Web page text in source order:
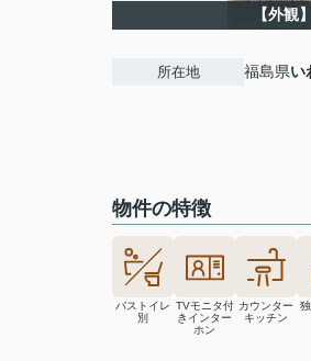
【外観】
所在地 福島県い
物件の特徴
バストイレ
別
TVモニタ付
きインター
ホン
カウンター
キッチン